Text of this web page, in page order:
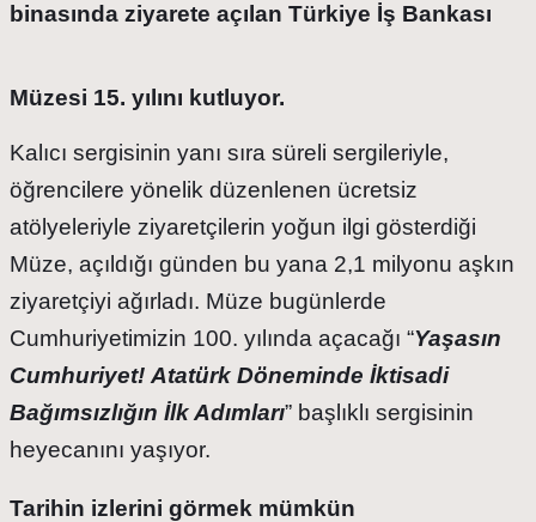
binasında ziyarete açılan Türkiye İş Bankası
Müzesi 15. yılını kutluyor.
Kalıcı sergisinin yanı sıra süreli sergileriyle,
öğrencilere yönelik düzenlenen ücretsiz
atölyeleriyle ziyaretçilerin yoğun ilgi gösterdiği
Müze, açıldığı günden bu yana 2,1 milyonu aşkın
ziyaretçiyi ağırladı. Müze bugünlerde
Cumhuriyetimizin 100. yılında açacağı “Yaşasın
Cumhuriyet! Atatürk Döneminde İktisadi
Bağımsızlığın İlk Adımları” başlıklı sergisinin
heyecanını yaşıyor.
Tarihin izlerini görmek mümkün